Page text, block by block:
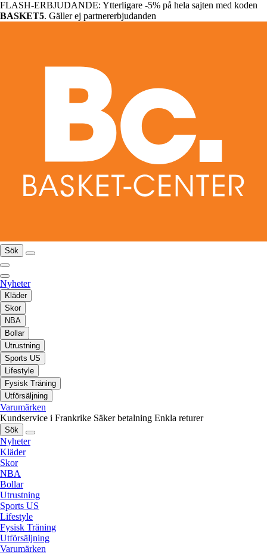
FLASH-ERBJUDANDE: Ytterligare -5% på hela sajten med koden
BASKET5. Gäller ej partnererbjudanden
Sök
Nyheter
Kläder
Skor
NBA
Bollar
Utrustning
Sports US
Lifestyle
Fysisk Träning
Utförsäljning
Varumärken
Kundservice i Frankrike Säker betalning Enkla returer
Sök
Nyheter
Kläder
Skor
NBA
Bollar
Utrustning
Sports US
Lifestyle
Fysisk Träning
Utförsäljning
Varumärken